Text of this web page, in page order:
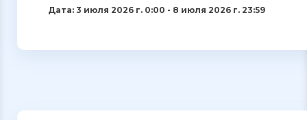
Дата: 3 июля 2026 г. 0:00 - 8 июля 2026 г. 23:59